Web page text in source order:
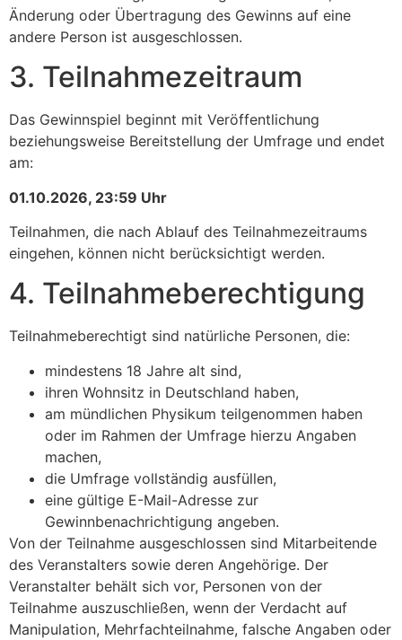
Änderung oder Übertragung des Gewinns auf eine
andere Person ist ausgeschlossen.
3. Teilnahmezeitraum
Das Gewinnspiel beginnt mit Veröffentlichung
beziehungsweise Bereitstellung der Umfrage und endet
am:
01.10.2026, 23:59 Uhr
Teilnahmen, die nach Ablauf des Teilnahmezeitraums
eingehen, können nicht berücksichtigt werden.
4. Teilnahmeberechtigung
Teilnahmeberechtigt sind natürliche Personen, die:
mindestens 18 Jahre alt sind,
ihren Wohnsitz in Deutschland haben,
am mündlichen Physikum teilgenommen haben
oder im Rahmen der Umfrage hierzu Angaben
machen,
die Umfrage vollständig ausfüllen,
eine gültige E-Mail-Adresse zur
Gewinnbenachrichtigung angeben.
Von der Teilnahme ausgeschlossen sind Mitarbeitende
des Veranstalters sowie deren Angehörige. Der
Veranstalter behält sich vor, Personen von der
Teilnahme auszuschließen, wenn der Verdacht auf
Manipulation, Mehrfachteilnahme, falsche Angaben oder